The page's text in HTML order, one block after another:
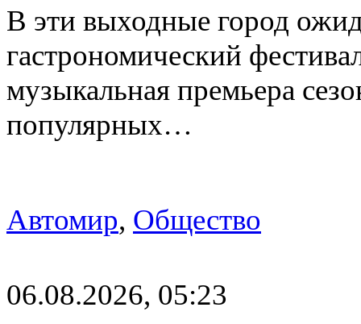
В эти выходные город
гастрономический
музыкальная премьера
популярных…
Автомир, Общество
06.08.2026, 05:23